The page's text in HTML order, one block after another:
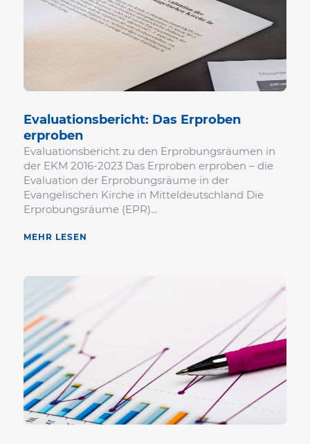
Evalua­ti­ons­be­richt: Das Erproben
erproben
Evaluationsbericht zu den Erprobungsräumen in
der EKM 2016-2023 Das Erproben erproben – die
Evaluation der Erprobungsräume in der
Evangelischen Kirche in Mitteldeutschland Die
Erprobungsräume (EPR)...
MEHR LESEN